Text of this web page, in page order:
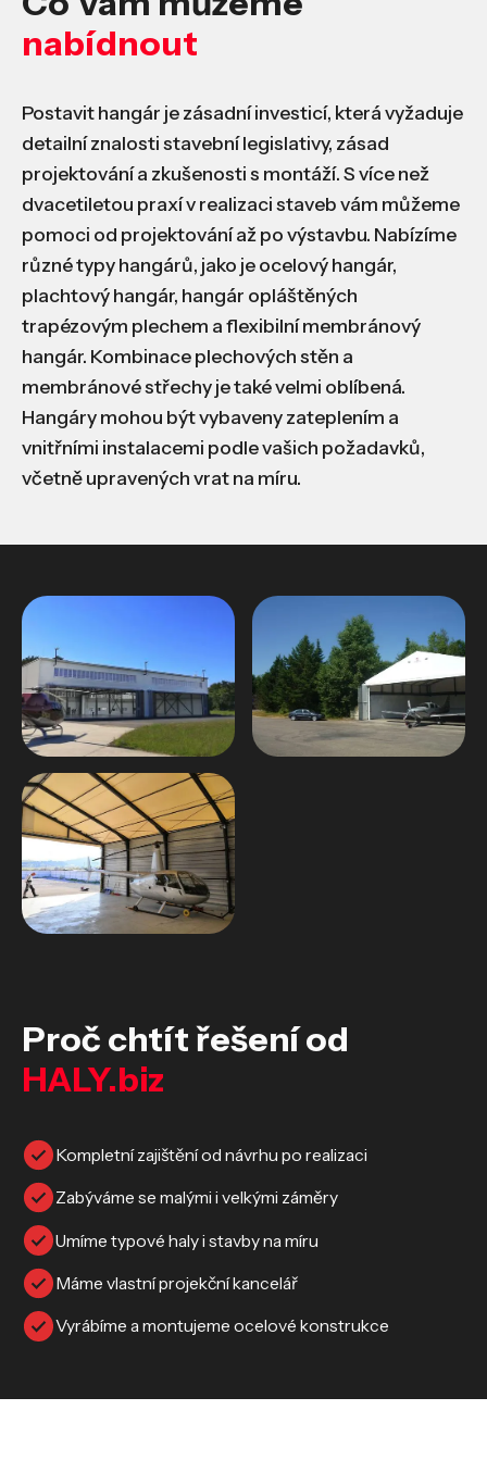
nabídnout
Postavit hangár je zásadní investicí, která vyžaduje
detailní znalosti stavební legislativy, zásad
projektování a zkušenosti s montáží. S více než
dvacetiletou praxí v realizaci staveb vám můžeme
pomoci od projektování až po výstavbu. Nabízíme
různé typy hangárů, jako je ocelový hangár,
plachtový hangár, hangár opláštěných
trapézovým plechem a flexibilní membránový
hangár. Kombinace plechových stěn a
membránové střechy je také velmi oblíbená.
Hangáry mohou být vybaveny zateplením a
vnitřními instalacemi podle vašich požadavků,
včetně upravených vrat na míru.
Proč chtít řešení od
HALY.biz
Kompletní zajištění od návrhu po realizaci
Zabýváme se malými i velkými záměry
Umíme typové haly i stavby na míru
Máme vlastní projekční kancelář
Vyrábíme a montujeme ocelové konstrukce